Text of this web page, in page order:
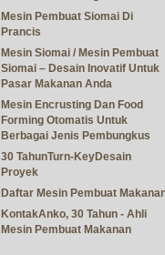
Mesin Pembuat Siomai Di
Prancis
Mesin Siomai / Mesin Pembuat
Siomai – Desain Inovatif Untuk
Pasar Makanan Anda
Mesin Encrusting Dan Food
Forming Otomatis Untuk
Berbagai Jenis Pembungkus
30 TahunTurn-KeyDesain
Proyek
Daftar Mesin Pembuat
KontakAnko, 30 Tahun - Ahli
Mesin Pembuat Makanan